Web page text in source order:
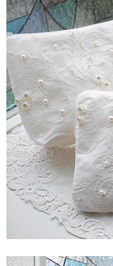
ェディングドレ
【ドレスリメ
【ドレスリメイ
レス
【ドレスリメイ
ド
【ドレスリメイ
ドレス
【ドレスリメ
レス